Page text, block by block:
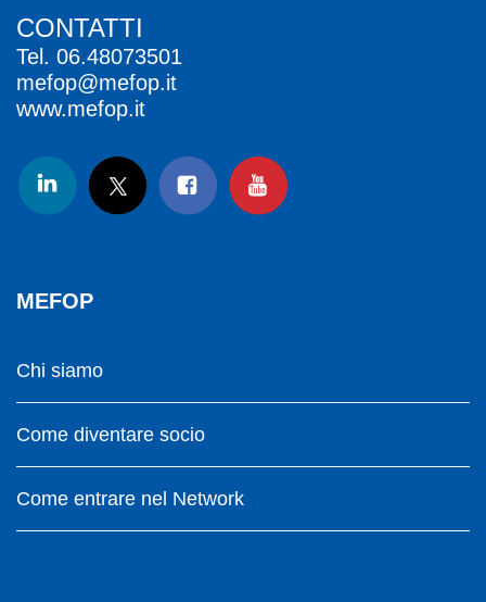
CONTATTI
Tel. 06.48073501
mefop@mefop.it
www.mefop.it
MEFOP
Chi siamo
Come diventare socio
Come entrare nel Network